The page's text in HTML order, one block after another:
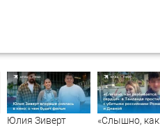
Юлия Зиверт
«Слышно, как